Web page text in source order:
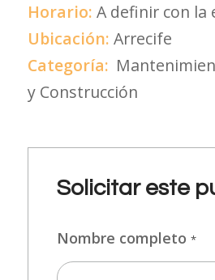
Horario: A definir con la
Ubicación: Arrecife
Categoría:
y Construcción
Solicitar este
Nombre completo *